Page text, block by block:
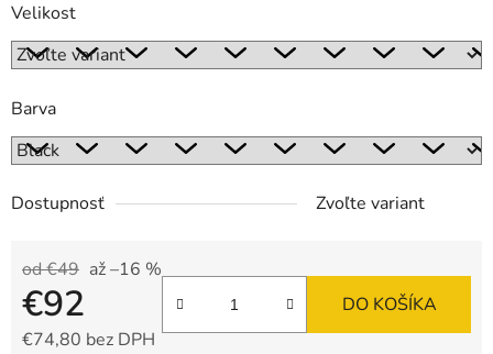
Velikost
Barva
Dostupnosť Zvoľte variant
od €49 až –16 %
€92
€74,80 bez DPH
DO KOŠÍKA